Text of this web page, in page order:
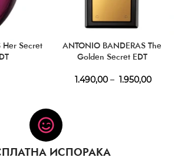
Her Secret
ANTONIO BANDERAS The
Golden Secret EDT
1.490,00 – 1.950,00
ИСПОРАКА